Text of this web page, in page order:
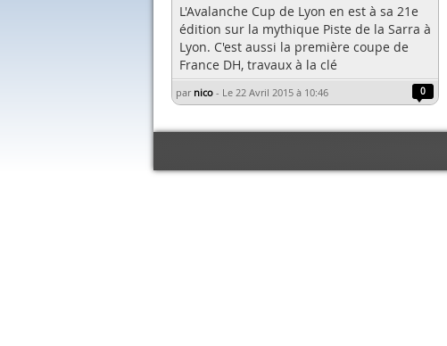
L'Avalanche Cup de Lyon en est à sa 21e
édition sur la mythique Piste de la Sarra à
Lyon. C'est aussi la première coupe de
France DH, travaux à la clé
par nico - Le 22 Avril 2015 à 10:46 0